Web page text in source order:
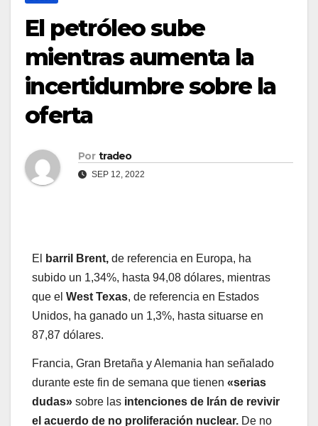
El petróleo sube
mientras aumenta la
incertidumbre sobre la
oferta
Por tradeo
SEP 12, 2022
El barril Brent, de referencia en Europa, ha
subido un 1,34%, hasta 94,08 dólares, mientras
que el West Texas, de referencia en Estados
Unidos, ha ganado un 1,3%, hasta situarse en
87,87 dólares.
Francia, Gran Bretaña y Alemania han señalado
durante este fin de semana que tienen «serias
dudas» sobre las intenciones de Irán de revivir
el acuerdo de no proliferación nuclear. De no